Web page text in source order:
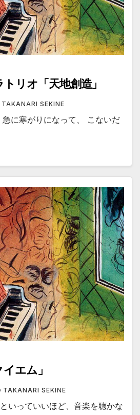
リオ「天地創造」
TAKANARI SEKINE
に寒がりになって、 こないだ
エム」
TAKANARI SEKINE
いっていいほど、音楽を聴かな